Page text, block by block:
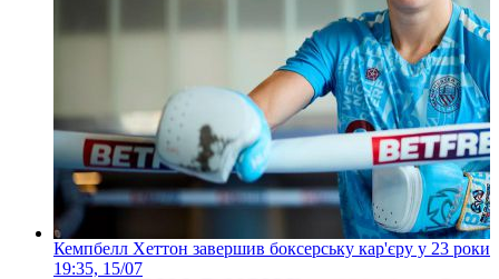
Кемпбелл Хеттон завершив боксерську кар'єру у 23 роки
19:35, 15/07